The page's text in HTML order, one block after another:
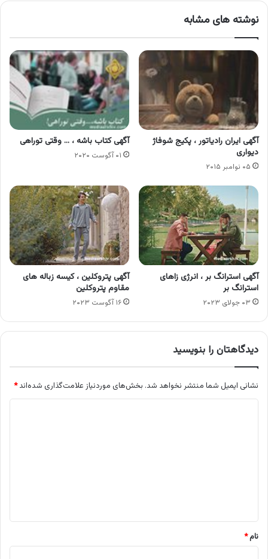
نوشته های مشابه
آگهی ایران رادیاتور ، پکیج شوفاژ
دیواری
۰۵ نوامبر ۲۰۱۵
آگهی کتاب باشه ، … وقتی توراهی
۰۱ آگوست ۲۰۲۰
آگهی استرانگ بر ، انرژی زاهای
استرانگ بر
۰۳ جولای ۲۰۲۳
آگهی پتروکلین ، کیسه زباله های
مقاوم پتروکلین
۱۶ آگوست ۲۰۲۳
دیدگاهتان را بنویسید
نشانی ایمیل شما منتشر نخواهد شد. بخش‌های موردنیاز علامت‌گذاری شده‌اند*
نام*